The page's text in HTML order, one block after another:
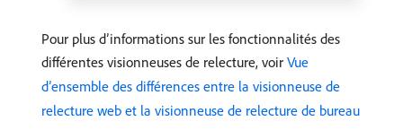
Pour plus d’informations sur les fonctionnalités des
différentes visionneuses de relecture, voir Vue
d’ensemble des différences entre la visionneuse de
relecture web et la visionneuse de relecture de bureau